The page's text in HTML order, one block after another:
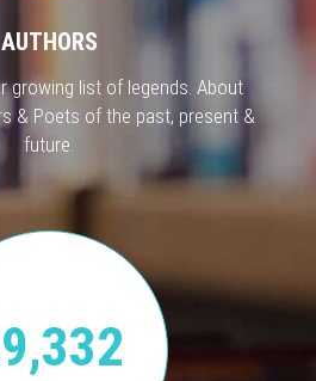
AUTHORS
growing list of legends. About
& Poets of the past, present &
future.